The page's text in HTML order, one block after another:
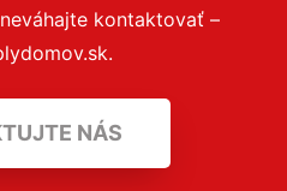
kontaktovať –
NÁS